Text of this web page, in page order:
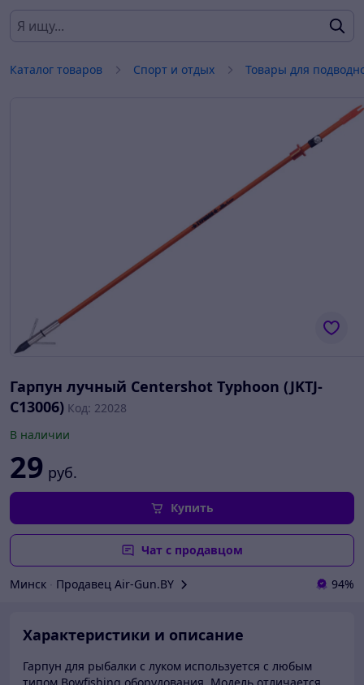
Каталог товаров Спорт и отдых Товары для
Гарпун лучный Centershot Typhoon (JKTJ-
C13006) Код: 22028
В наличии
29 руб.
Купить
Чат с продавцом
Минск Продавец Air-Gun.BY 94%
Характеристики и описание
Гарпун для рыбалки с луком используется с любым